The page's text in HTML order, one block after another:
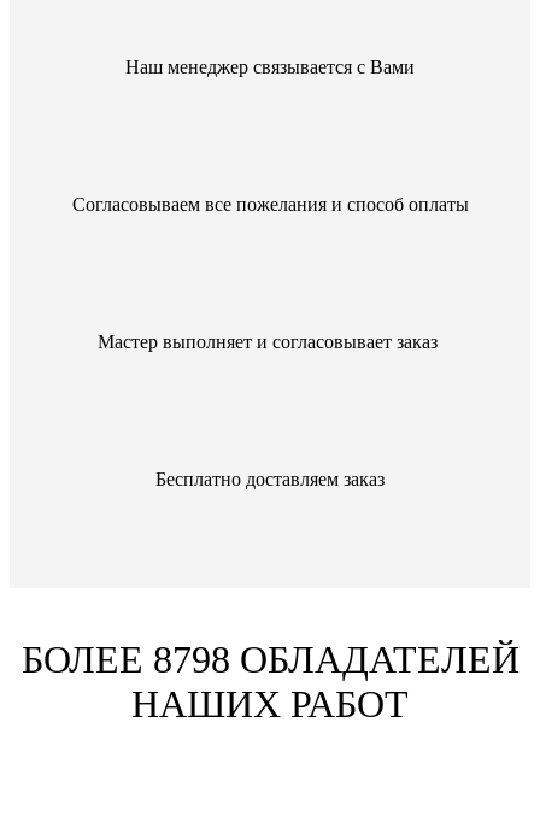
Наш менеджер связывается с Вами
Согласовываем все пожелания и способ оплаты
Мастер выполняет и согласовывает заказ
Бесплатно доставляем заказ
БОЛЕЕ 8798 ОБЛАДАТЕЛЕЙ
НАШИХ РАБОТ